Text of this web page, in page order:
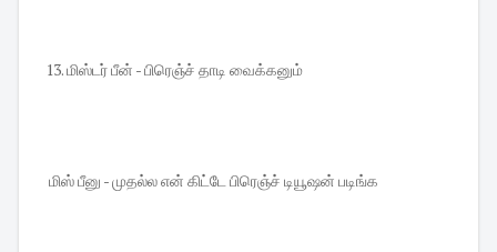
13. மிஸ்டர் பீன் - பிரெஞ்ச் தாடி வைக்கனும்
மிஸ் பீனு - முதல்ல என் கிட்டே பிரெஞ்ச் டியூஷன் படிங்க